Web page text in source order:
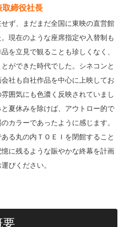
取締役社長
ず、まだまだ全国に東映の直営館
現在のような座席指定や入替制も
を立見で観ることも珍しくなく、
ができた時代でした。シネコンと
社も自社作品を中心に上映してお
囲気にも色濃く反映されていまし
夏休みを除けば、アウトロー的で
カラーであったように感じます。
る丸の内ＴＯＥＩを閉館すること
に残るような賑やかな終幕を計画
びください。
要